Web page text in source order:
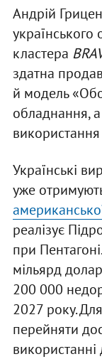
Андрій
українського
кластера
здатна
й модель
обладнання,
використання
Українські
уже
реалізує
при
мільярд
200 000
2027 року.
перейняти
використанні